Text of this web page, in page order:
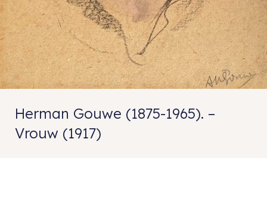
Herman Gouwe (1875-1965). –
Vrouw (1917)